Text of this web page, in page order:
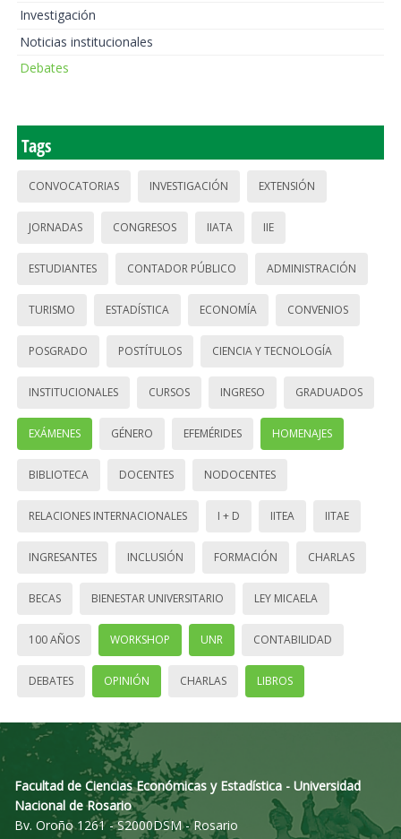
Investigación
Noticias institucionales
Debates
Tags
CONVOCATORIAS INVESTIGACIÓN EXTENSIÓN
JORNADAS CONGRESOS IIATA IIE
ESTUDIANTES CONTADOR PÚBLICO ADMINISTRACIÓN
TURISMO ESTADÍSTICA ECONOMÍA CONVENIOS
POSGRADO POSTÍTULOS CIENCIA Y TECNOLOGÍA
INSTITUCIONALES CURSOS INGRESO GRADUADOS
EXÁMENES GÉNERO EFEMÉRIDES HOMENAJES
BIBLIOTECA DOCENTES NODOCENTES
RELACIONES INTERNACIONALES I + D IITEA IITAE
INGRESANTES INCLUSIÓN FORMACIÓN CHARLAS
BECAS BIENESTAR UNIVERSITARIO LEY MICAELA
100 AÑOS WORKSHOP UNR CONTABILIDAD
DEBATES OPINIÓN CHARLAS LIBROS
Facultad de Ciencias Económicas y Estadística - Universidad
Nacional de Rosario
Bv. Oroño 1261 - S2000DSM - Rosario